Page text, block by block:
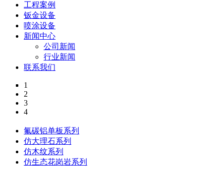
工程案例
钣金设备
喷涂设备
新闻中心
公司新闻
行业新闻
联系我们
1
2
3
4
氟碳铝单板系列
仿大理石系列
仿木纹系列
仿生态花岗岩系列